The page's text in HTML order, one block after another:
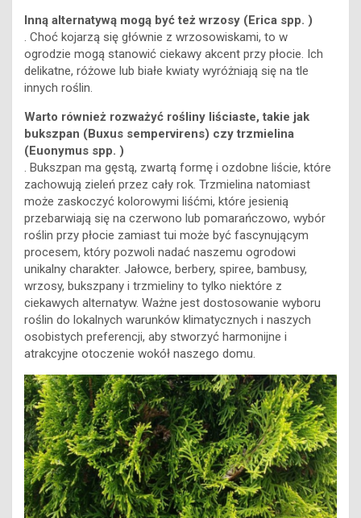
Inną alternatywą mogą być też wrzosy (Erica spp. )
. Choć kojarzą się głównie z wrzosowiskami, to w
ogrodzie mogą stanowić ciekawy akcent przy płocie. Ich
delikatne, różowe lub białe kwiaty wyróżniają się na tle
innych roślin.
Warto również rozważyć rośliny liściaste, takie jak
bukszpan (Buxus sempervirens) czy trzmielina
(Euonymus spp. )
. Bukszpan ma gęstą, zwartą formę i ozdobne liście, które
zachowują zieleń przez cały rok. Trzmielina natomiast
może zaskoczyć kolorowymi liśćmi, które jesienią
przebarwiają się na czerwono lub pomarańczowo, wybór
roślin przy płocie zamiast tui może być fascynującym
procesem, który pozwoli nadać naszemu ogrodowi
unikalny charakter. Jałowce, berbery, spiree, bambusy,
wrzosy, bukszpany i trzmieliny to tylko niektóre z
ciekawych alternatyw. Ważne jest dostosowanie wyboru
roślin do lokalnych warunków klimatycznych i naszych
osobistych preferencji, aby stworzyć harmonijne i
atrakcyjne otoczenie wokół naszego domu.